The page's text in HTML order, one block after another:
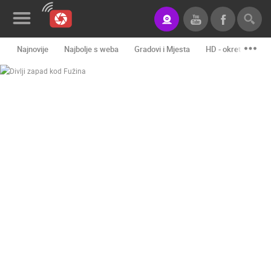
Novosti&Blog
Najnovije Najbolje s weba Gradovi i Mjesta HD - okretne